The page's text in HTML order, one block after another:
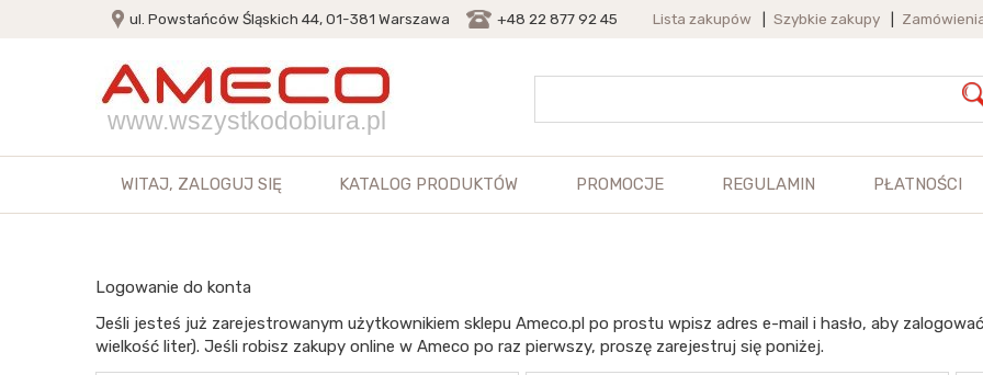
ul. Powstańców Śląskich 44, 01-381 Warszawa +48 22 877 92 45 Lista zakupów Szybkie zakupy
www.wszystkodobiura.pl
WITAJ, ZALOGUJ SIĘ KATALOG PRODUKTÓW PROMOCJE REGULAMIN PŁATNOŚCI
Logowanie do konta
Jeśli jesteś już zarejestrowanym użytkownikiem sklepu Ameco.pl po prostu wpisz adres e-mail i hasło, aby
wielkość liter). Jeśli robisz zakupy online w Ameco po raz pierwszy, proszę zarejestruj się poniżej.